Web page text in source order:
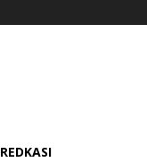
REDKASI